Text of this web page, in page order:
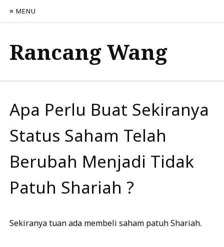
≡ MENU
Rancang Wang
Apa Perlu Buat Sekiranya
Status Saham Telah
Berubah Menjadi Tidak
Patuh Shariah ?
Sekiranya tuan ada membeli saham patuh Shariah.